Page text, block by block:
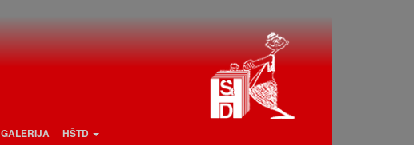
GALERIJA HŠTD